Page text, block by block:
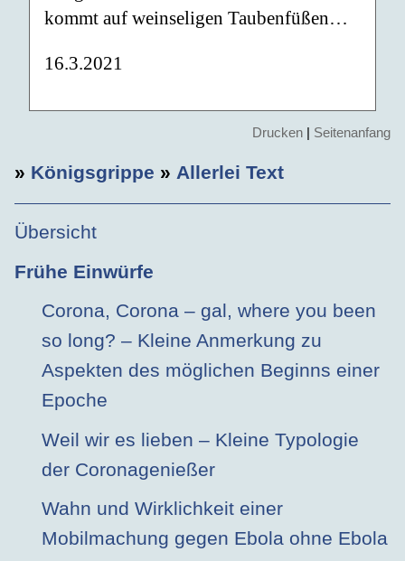
kommt auf weinseligen Taubenfüßen…
16.3.2021
Drucken | Seitenanfang
» Königsgrippe » Allerlei Text
Übersicht
Frühe Einwürfe
Corona, Corona – gal, where you been
so long? – Kleine Anmerkung zu
Aspekten des möglichen Beginns einer
Epoche
Weil wir es lieben – Kleine Typologie
der Coronagenießer
Wahn und Wirklichkeit einer
Mobilmachung gegen Ebola ohne Ebola